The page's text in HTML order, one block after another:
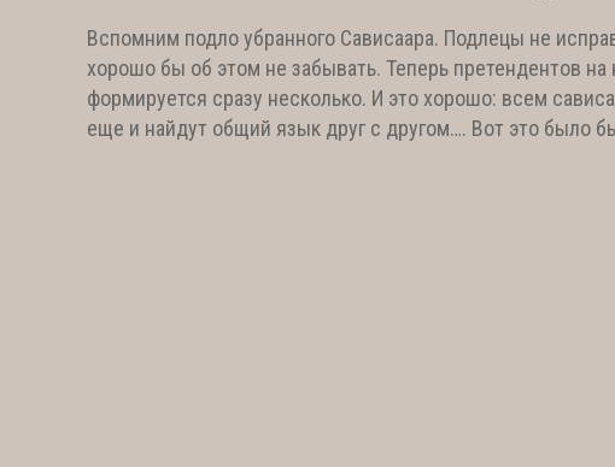
Вспомним подло убранного Сависаара. Подлецы не
хорошо бы об этом не забывать. Теперь претендентов
формируется сразу несколько. И это хорошо: всем
еще и найдут общий язык друг с другом…. Вот это было